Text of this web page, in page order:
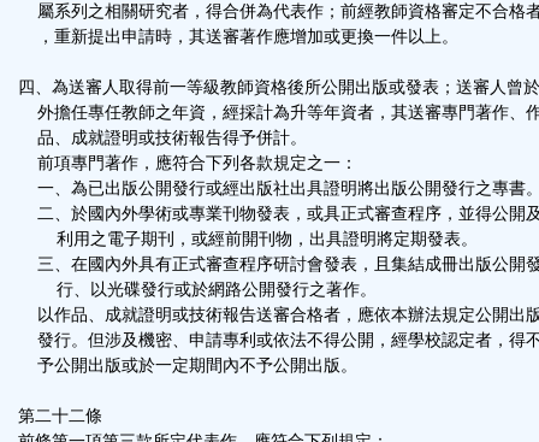
屬系列之相關研究者，得合併為代表作；前經教師資格審定不合格
，重新提出申請時，其送審著作應增加或更換一件以上。
四、為送審人取得前一等級教師資格後所公開出版或發表；送審人曾
外擔任專任教師之年資，經採計為升等年資者，其送審專門著作、
品、成就證明或技術報告得予併計。
前項專門著作，應符合下列各款規定之一：
一、為已出版公開發行或經出版社出具證明將出版公開發行之專書
二、於國內外學術或專業刊物發表，或具正式審查程序，並得公開
利用之電子期刊，或經前開刊物，出具證明將定期發表。
三、在國內外具有正式審查程序研討會發表，且集結成冊出版公開
行、以光碟發行或於網路公開發行之著作。
以作品、成就證明或技術報告送審合格者，應依本辦法規定公開出
發行。但涉及機密、申請專利或依法不得公開，經學校認定者，得
予公開出版或於一定期間內不予公開出版。
第二十二條